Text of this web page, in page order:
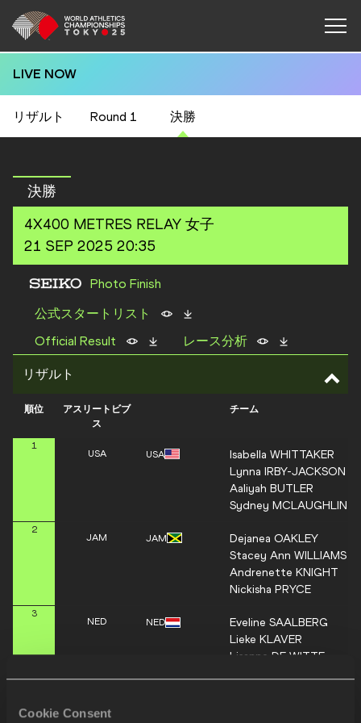
Cookie Consent
LIVE NOW
リザルト Round 1 決勝
決勝
4X400 METRES RELAY 女子
21 SEP 2025 20:35
Photo Finish
公式スタートリスト
Official Result
レース分析
リザルト
順位
アスリートビブ
ス
チーム
1
USA USA Isabella WHITTAKER
Lynna IRBY-JACKSON
Aaliyah BUTLER
Sydney MCLAUGHLIN-
2
JAM JAM Dejanea OAKLEY
Stacey Ann WILLIAMS
Andrenette KNIGHT
Nickisha PRYCE
3
NED NED Eveline SAALBERG
Lieke KLAVER
Lisanne DE WITTE